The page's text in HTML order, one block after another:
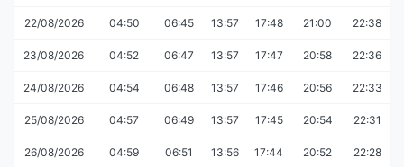
22/08/2026 04:50 06:45 13:57 17:48 21:00 22:38
23/08/2026 04:52 06:47 13:57 17:47 20:58 22:36
24/08/2026 04:54 06:48 13:57 17:46 20:56 22:33
25/08/2026 04:57 06:49 13:57 17:45 20:54 22:31
26/08/2026 04:59 06:51 13:56 17:44 20:52 22:28